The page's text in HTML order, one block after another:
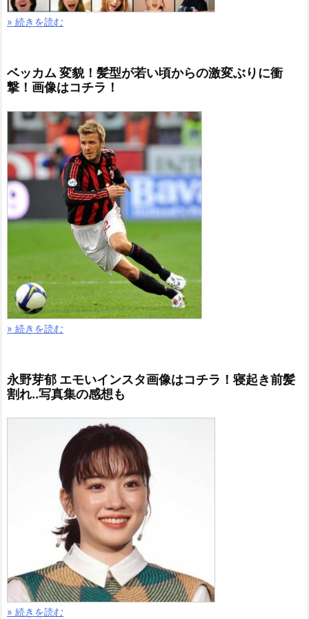
» 続きを読む
ベッカム 変貌！髪型が若い頃からの激変ぶりに衝
撃！画像はコチラ！
» 続きを読む
永野芽郁 エモいインスタ画像はコチラ！寝起き前髪
割れ..写真集の感想も
» 続きを読む